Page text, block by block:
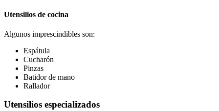
Utensilios de cocina
Algunos imprescindibles son:
Espátula
Cucharón
Pinzas
Batidor de mano
Rallador
Utensilios especializados